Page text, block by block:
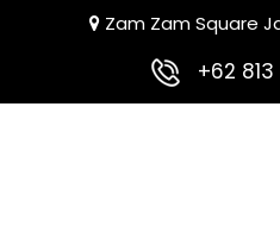
Zam Zam Square
+62